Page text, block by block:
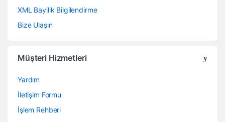
XML Bayilik Bilgilendirme
Bize Ulaşın
Müşteri Hizmetleri
Yardım
İletişim Formu
İşlem Rehberi